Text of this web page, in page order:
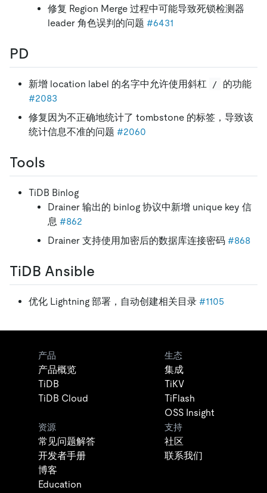
修复 Region Merge 过程中可能导致死锁检测器
leader 角色误判的问题 #6431
PD
新增 location label 的名字中允许使用斜杠 /
的功能
#2083
修复因为不正确地统计了 tombstone 的标签，导致该
统计信息不准的问题 #2060
Tools
TiDB Binlog
Drainer 输出的 binlog 协议中新增 unique key 信
息 #862
Drainer 支持使用加密后的数据库连接密码 #868
TiDB Ansible
优化 Lightning 部署，自动创建相关目录 #1105
产品
产品概览
TiDB
TiDB Cloud
生态
集成
TiKV
TiFlash
OSS Insight
资源
常见问题解答
开发者手册
博客
Education
支持
社区
联系我们